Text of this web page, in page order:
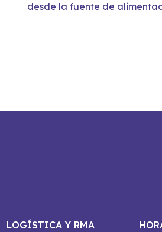
desde la fuente de
LOGÍSTICA Y RMA